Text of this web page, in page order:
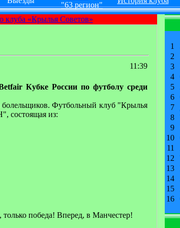
"63 регион"
клуба «Крылья Советов»
11:39
Кубке России по футболу среди
Футбольный клуб "Крылья
состоящая из:
победа! Вперед, в Манчестер!
1
2
3
4
5
6
7
8
9
10
11
12
13
14
15
16